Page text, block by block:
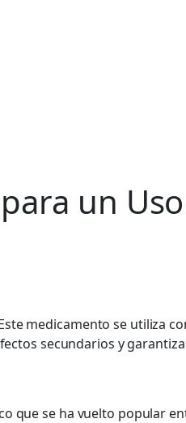
un
medicamento se utiliza
secundarios y
que se ha vuelto popular